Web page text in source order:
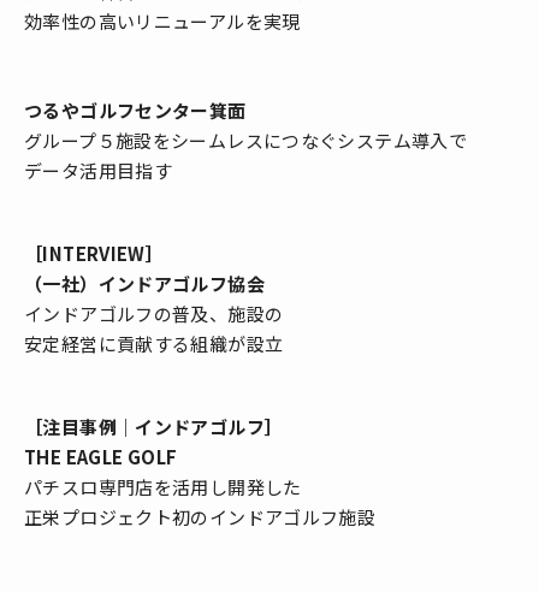
効率性の高いリニューアルを実現
つるやゴルフセンター箕面
グループ５施設をシームレスにつなぐシステム導入で
データ活用目指す
［INTERVIEW］
（一社）インドアゴルフ協会
インドアゴルフの普及、施設の
安定経営に貢献する組織が設立
［注目事例｜インドアゴルフ］
THE EAGLE GOLF
パチスロ専門店を活用し開発した
正栄プロジェクト初のインドアゴルフ施設